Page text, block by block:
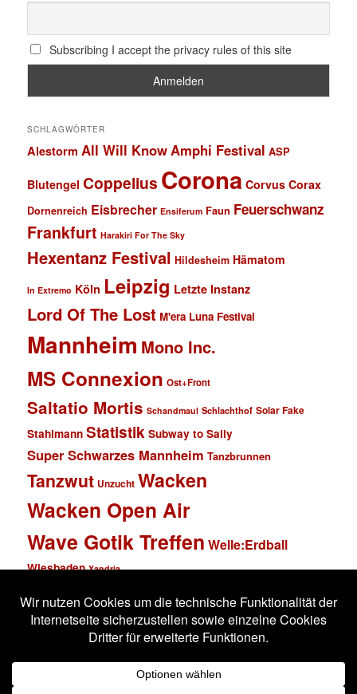
Subscribing I accept the privacy rules of this site
SCHLAGWÖRTER
Alestorm All Will KnowAmphi Festival ASP
Blutengel Coppelius Corona Corvus Corax
Dornenreich Eisbrecher Ensiferum Faun Feuerschwanz
Frankfurt Harakiri For The Sky
Hexentanz Festival Hildesheim Hämatom
In Extremo Köln Leipzig Letzte Instanz
Lord Of The Lost M'era Luna Festival
Mannheim Mono Inc.
MS Connexion Ost+Front
Saltatio Mortis Schandmaul Schlachthof Solar Fake
Stahlmann Statistik Subway to Sally
Super Schwarzes Mannheim Tanzbrunnen
Tanzwut Unzucht Wacken
Wacken Open Air
Wave Gotik Treffen Welle:Erdball
Wiesbaden Xandria
Impressum